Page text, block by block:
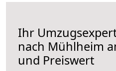
Ihr
nach Mühlheim
und Preiswert